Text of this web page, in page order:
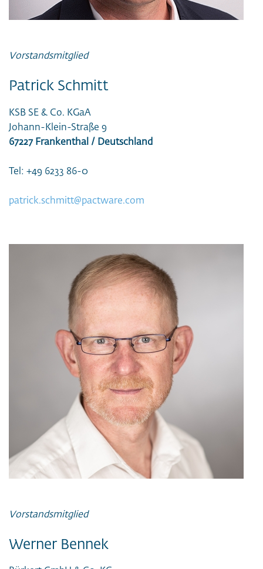
Vorstandsmitglied
Patrick Schmitt
KSB SE & Co. KGaA
Johann-Klein-Straße 9
67227 Frankenthal / Deutschland
Tel: +49 6233 86-0
patrick.schmitt@pactware.com
Vorstandsmitglied
Werner Bennek